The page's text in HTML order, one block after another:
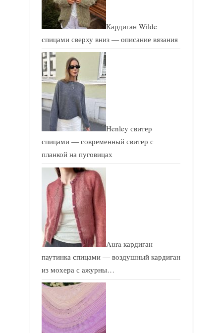
Кардиган Wilde
спицами сверху вниз — описание вязания
Henley свитер
спицами — современный свитер с
планкой на пуговицах
Aura кардиган
паутинка спицами — воздушный кардиган
из мохера с ажурны…